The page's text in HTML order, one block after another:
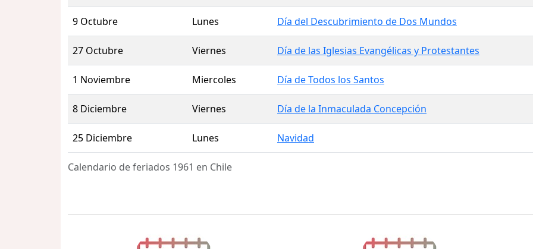
Calendario de feriados 1961 en Chile
9 Octubre Lunes Día del Descubrimiento de Dos Mundos
27 Octubre Viernes Día de las Iglesias Evangélicas y Protestantes
1 Noviembre Miercoles Día de Todos los Santos
8 Diciembre Viernes Día de la Inmaculada Concepción
25 Diciembre Lunes Navidad